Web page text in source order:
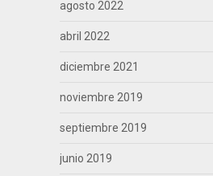
agosto 2022
abril 2022
diciembre 2021
noviembre 2019
septiembre 2019
junio 2019